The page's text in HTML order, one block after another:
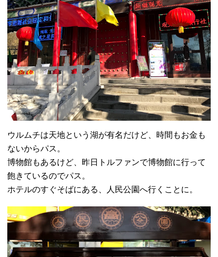
ウルムチは天地という湖が有名だけど、時間もお金も
ないからパス。
博物館もあるけど、昨日トルファンで博物館に行って
飽きているのでパス。
ホテルのすぐそばにある、人民公園へ行くことに。